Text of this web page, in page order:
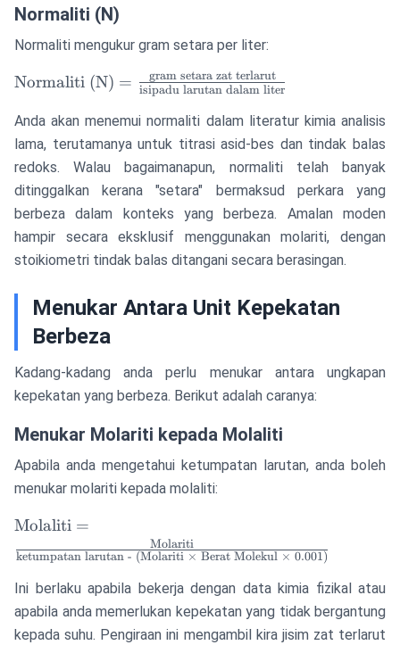
Normaliti (N)
Normaliti mengukur gram setara per liter:
\text{Normaliti
\frac{\text{gram
setara zat
terlarut}}
{\text{isipadu
larutan dalam
liter}}
Normaliti (N) = isipadu larutan dalam liter
gram setara zat terlarut
Anda akan menemui normaliti dalam literatur kimia analisis
lama, terutamanya untuk titrasi asid-bes dan tindak balas
redoks. Walau bagaimanapun, normaliti telah banyak
ditinggalkan kerana "setara" bermaksud perkara yang
berbeza dalam konteks yang berbeza. Amalan moden
hampir secara eksklusif menggunakan molariti, dengan
stoikiometri tindak balas ditangani secara berasingan.
Menukar Antara Unit Kepekatan
Berbeza
Kadang-kadang anda perlu menukar antara ungkapan
kepekatan yang berbeza. Berikut adalah caranya:
Menukar Molariti kepada Molaliti
Apabila anda mengetahui ketumpatan larutan, anda boleh
menukar molariti kepada molaliti:
\text{Molaliti} =
\frac{\text{Molariti}}
{\text{ketumpatan
larutan - (Molariti ×
Berat Molekul ×
0.001)}}
Molaliti =
ketumpatan larutan - (Molariti × Berat Molekul × 0.001)
Molariti
Ini berlaku apabila bekerja dengan data kimia fizikal atau
apabila anda memerlukan kepekatan yang tidak bergantung
kepada suhu. Pengiraan ini mengambil kira jisim zat terlarut